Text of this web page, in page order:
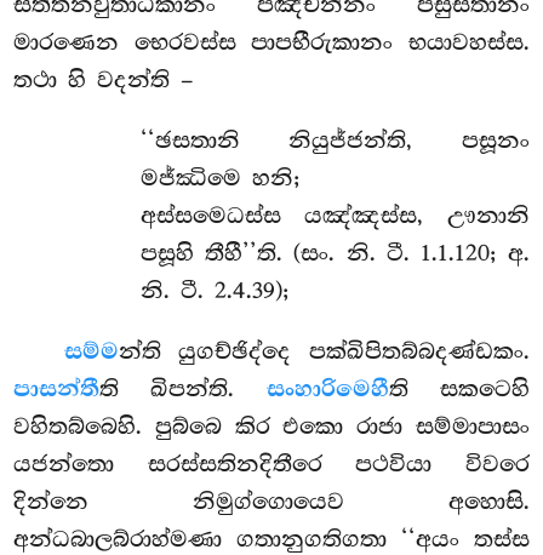
මාරණෙන භෙරවස්ස පාපභීරුකානං භයාවහස්ස.
තථා හි වදන්ති –
‘‘ඡසතානිනියුජ්ජන්ති, පසූනං
මජ්ඣිමෙ හනි;
අස්සමෙධස්ස යඤ්ඤස්ස, ඌනානි
පසූහි තීහී’’ති. (සං. නි. ටී. 1.1.120; අ.
නි. ටී. 2.4.39);
සම්මන්ති යුගච්ඡිද්දෙ පක්ඛිපිතබ්බදණ්ඩකං.
පාසන්තීති ඛිපන්ති. සංහාරිමෙහීති සකටෙහි
වහිතබ්බෙහි. පුබ්බෙ කිර එකො රාජා සම්මාපාසං
යජන්තො සරස්සතිනදිතීරෙ පථවියා විවරෙ
දින්නෙ නිමුග්ගොයෙව අහොසි.
අන්ධබාලබ්රාහ්මණා ගතානුගතිගතා ‘‘අයං තස්ස